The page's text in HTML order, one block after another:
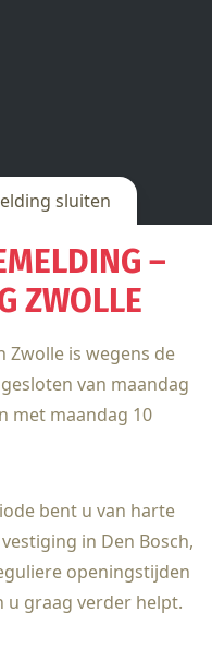
sluiten
–
ZWOLLE
Zwolle is wegens de
van maandag
met maandag 10
bent u van harte
in Den Bosch,
openingstijden
u graag verder helpt.